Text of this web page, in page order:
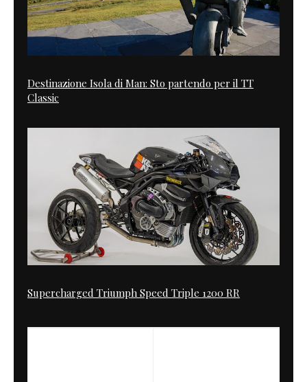
Destinazione Isola di Man: Sto partendo per il TT
Classic
Supercharged Triumph Speed Triple 1200 RR